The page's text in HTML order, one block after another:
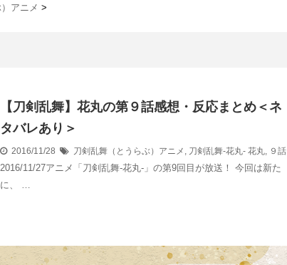
アニメ >
【刀剣乱舞】花丸の第９話感想・反応まとめ＜ネ
タバレあり＞
2016/11/28 刀剣乱舞（とうらぶ）アニメ , 刀剣乱舞-花丸- 花丸, ９話
2016/11/27アニメ「刀剣乱舞-花丸-」の第9回目が放送！ 今回は新た
に、 …